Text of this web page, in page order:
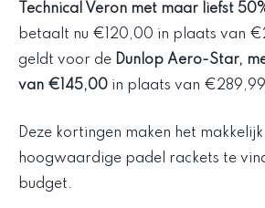
Technical Veron met maar liefst
betaalt nu €120,00 in plaats van
geldt voor de Dunlop Aero-Star,
van €145,00 in plaats van
Deze kortingen maken het
hoogwaardige padel rackets te
budget.